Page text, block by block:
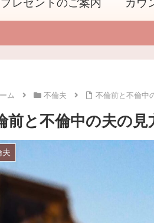
プレゼントのご案内 カウ
ム 不倫夫 不倫前と不倫中
前と不倫中の夫の
夫